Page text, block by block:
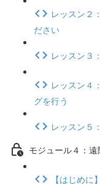
レッスン２
ださい
レッスン３
レッスン４
グを行う
レッスン５
モジュール４：遠
【はじめに